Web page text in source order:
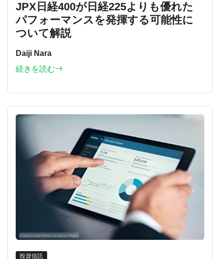
JPX日経400が日経225よりも優れた
パフォーマンスを発揮する可能性に
ついて解説
Daiji Nara
続きを読む
投資信託